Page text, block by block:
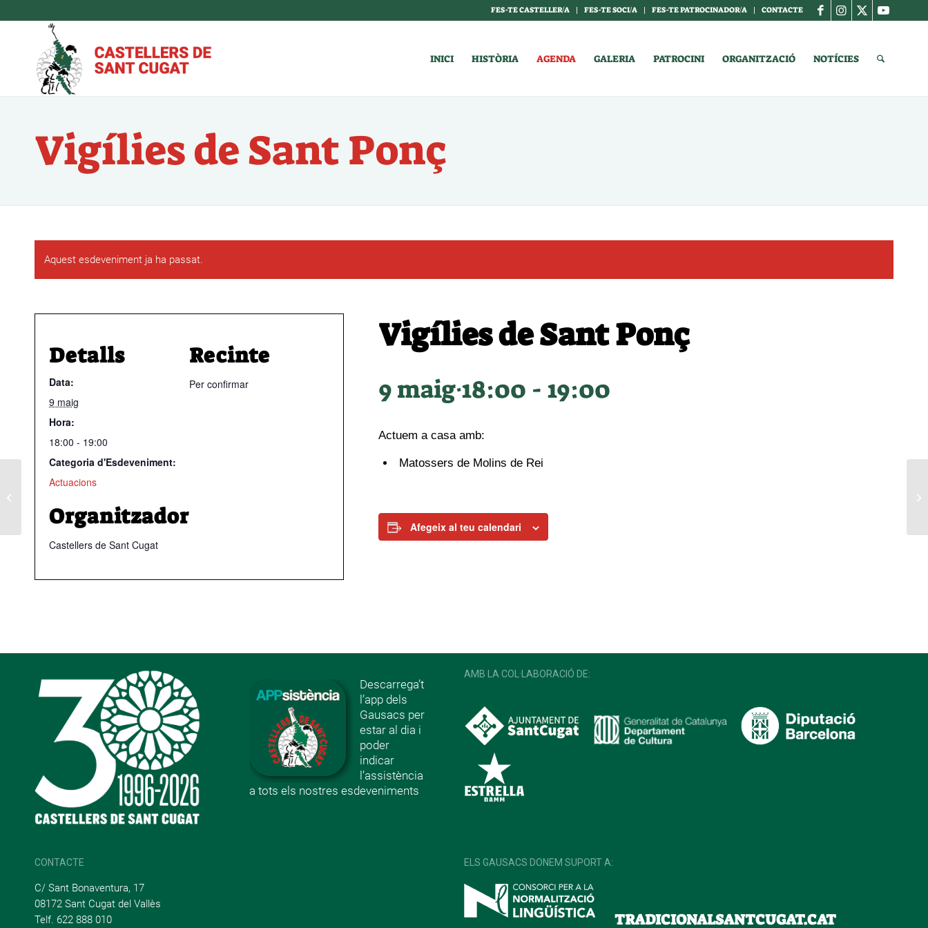
FES-TE CASTELLER/A FES-TE SOCI/A FES-TE PATROCINADOR/A CONTACTE
INICI HISTÒRIA AGENDA GALERIA PATROCINI ORGANITZACIÓ NOTÍCIES
Vigílies de Sant Ponç
Aquest esdeveniment ja ha passat.
Vigílies de Sant Ponç
9 maig·18:00 - 19:00
Actuem a casa amb:
Matossers de Molins de Rei
Afegeix al teu calendari
Detalls
Data:
9 maig
Hora:
18:00 - 19:00
Categoria d'Esdeveniment:
Actuacions
Recinte
Per confirmar
Organitzador
Castellers de Sant Cugat
Descarrega’t
l’app dels
Gausacs per
estar al dia i
poder
indicar
l’assistència
a tots els nostres esdeveniments
AMB LA COL·LABORACIÓ DE:
CONTACTE
C/ Sant Bonaventura, 17
08172 Sant Cugat del Vallès
Telf. 622 888 010
ELS GAUSACS DONEM SUPORT A:
TRADICIONALSANTCUGAT.CAT